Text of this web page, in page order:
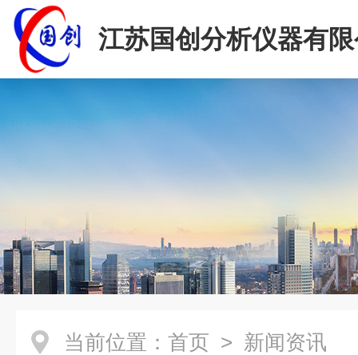
江苏国创分析仪器有
当前位置： 首页 > 新闻资讯